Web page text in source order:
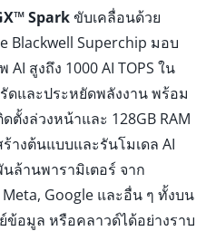
Sparkขับเคลื่อนด้วย
Blackwell Superchip มอบ
AI สูงถึง 1000 AI TOPS ใน
ดและประหยัดพลังงาน พร้อม
ดตั้งล่วงหน้าและ 128GB RAM
างต้นแบบและรันโมเดล AI
ล้านพารามิเตอร์ จาก
Meta, Google และอื่น ๆ ทั้งบน
อมูล หรือคลาวด์ได้อย่างราบ